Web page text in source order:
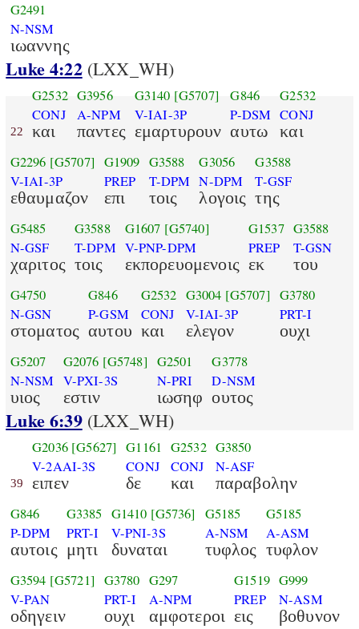
G2491
N-NSM
ιωαννης
Luke 4:22(LXX_WH)
22
G2532
CONJ
και
G3956
A-NPM
παντες
G3140 [G5707]
V-IAI-3P
εμαρτυρουν
G846
P-DSM
αυτω
G2532
CONJ
και
G2296 [G5707]
V-IAI-3P
εθαυμαζον
G1909
PREP
επι
G3588
T-DPM
τοις
G3056
N-DPM
λογοις
G3588
T-GSF
της
G5485
N-GSF
χαριτος
G3588
T-DPM
τοις
G1607 [G5740]
V-PNP-DPM
εκπορευομενοις
G1537
PREP
εκ
G3588
T-GSN
του
G4750
N-GSN
στοματος
G846
P-GSM
αυτου
G2532
CONJ
και
G3004 [G5707]
V-IAI-3P
ελεγον
G3780
PRT-I
ουχι
G5207
N-NSM
υιος
G2076 [G5748]
V-PXI-3S
εστιν
G2501
N-PRI
ιωσηφ
G3778
D-NSM
ουτος
Luke 6:39(LXX_WH)
39
G2036 [G5627]
V-2AAI-3S
ειπεν
G1161
CONJ
δε
G2532
CONJ
και
G3850
N-ASF
παραβολην
G846
P-DPM
αυτοις
G3385
PRT-I
μητι
G1410 [G5736]
V-PNI-3S
δυναται
G5185
A-NSM
τυφλος
G5185
A-ASM
τυφλον
G3594 [G5721]
V-PAN
οδηγειν
G3780
PRT-I
ουχι
G297
A-NPM
αμφοτεροι
G1519
PREP
εις
G999
N-ASM
βοθυνον